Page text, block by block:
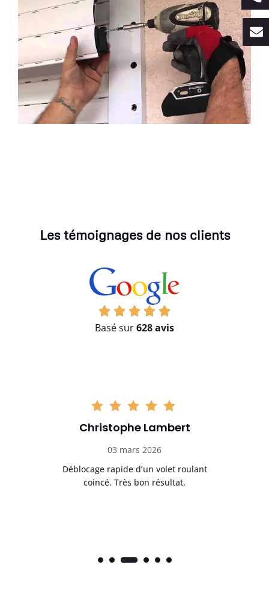
Les témoignages de nos clients
Basé sur628 avis
Christophe Lambert
03 mars 2026
Déblocage rapide d’un volet roulant
coincé. Très bon résultat.